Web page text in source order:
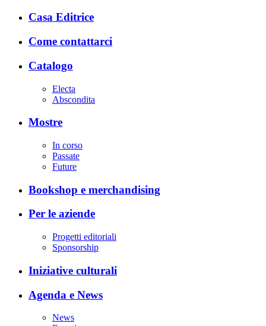
Casa Editrice
Come contattarci
Catalogo
Electa
Abscondita
Mostre
In corso
Passate
Future
Bookshop e merchandising
Per le aziende
Progetti editoriali
Sponsorship
Iniziative culturali
Agenda e News
News